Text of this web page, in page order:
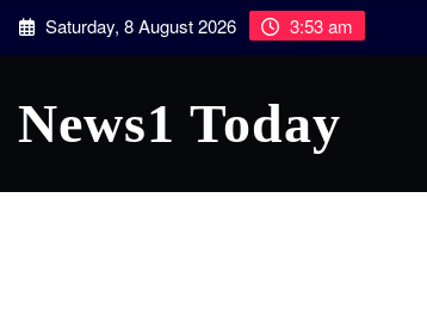
Skip Saturday, 8 August 2026 3:53 am
News1 Today